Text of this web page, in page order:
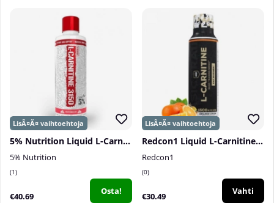
5% Nutrition Liquid L-Carnitine 3150, 473 ml
5% Nutrition
1
€40.69 Osta!
Redcon1 Liquid L-Carnitine, 30 serv.
Redcon1
0
€30.49 Vahti